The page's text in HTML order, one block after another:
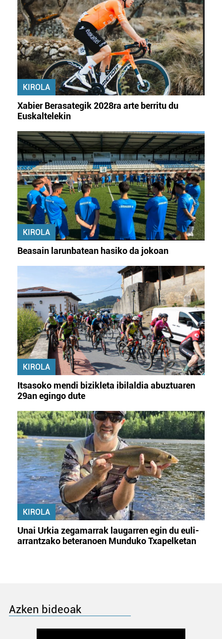
KIROLA
Xabier Berasategik 2028ra arte berritu du
Euskaltelekin
KIROLA
Beasain larunbatean hasiko da jokoan
KIROLA
Itsasoko mendi bizikleta ibilaldia abuztuaren
29an egingo dute
KIROLA
Unai Urkia zegamarrak laugarren egin du euli-
arrantzako beteranoen Munduko Txapelketan
Azken bideoak